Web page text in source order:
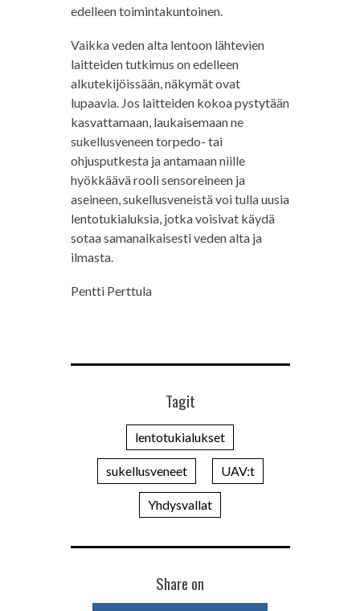
edelleen toimintakuntoinen.
Vaikka veden alta lentoon lähtevien
laitteiden tutkimus on edelleen
alkutekijöissään, näkymät ovat
lupaavia. Jos laitteiden kokoa pystytään
kasvattamaan, laukaisemaan ne
sukellusveneen torpedo- tai
ohjusputkesta ja antamaan niille
hyökkäävä rooli sensoreineen ja
aseineen, sukellusveneistä voi tulla uusia
lentotukialuksia, jotka voisivat käydä
sotaa samanaikaisesti veden alta ja
ilmasta.
Pentti Perttula
Tagit
lentotukialukset
sukellusveneet UAV:t
Yhdysvallat
Share on